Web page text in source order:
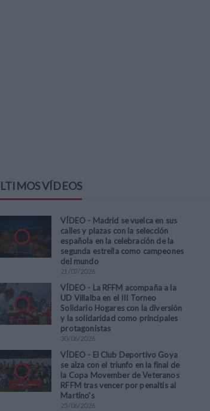
VÍDEOS
VÍDEO - Madrid se vuelca en sus
calles y plazas con la selección
española en la celebración de la
segunda estrella como campeones
del mundo
21 /07/2026
VÍDEO - La RFFM acompaña a la
UD Villalba en el III Torneo
Solidario Hogares con la diversión
y la solidaridad como principales
protagonistas
30/06/2026
VÍDEO - El Club Deportivo Goya
se alza con el triunfo en la final de
la Copa Movember de Veteranos
RFFM tras vencer por penaltis al
Martino's
25/06/2026